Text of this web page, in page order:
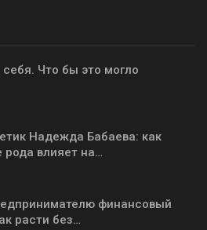
себя. Что бы это могло
Надежда Бабаева: как
рода влияет на…
финансовый
расти без…